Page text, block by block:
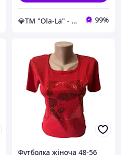
💎TM "Ola-La" - якісний одяг від виробника 💎 99%
Футболка жіноча 48-56